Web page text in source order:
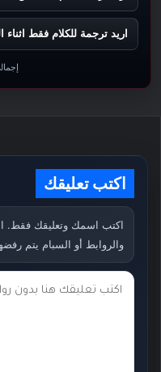
اريد ترجمة للكلام فقط اثناء
اكتب تعليقك
اكتب اسمك وتعليقك فقط.
والروابط أو السبام يتم
ت